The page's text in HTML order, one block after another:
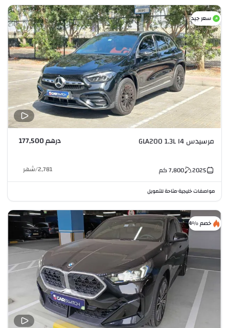
سعر جيد
مرسيدس GLA200 1.3L I4 درهم 177,500
2025
7,800كم 2,781
/شهر
مواصفات خليجية•متاحة للتمويل
خصم %4